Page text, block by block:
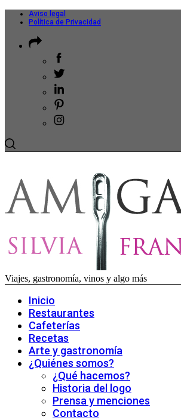
Aviso legal
Política de Privacidad
Viajes, gastronomía, vinos y algo más
Inicio
Restaurantes
Cafeterías
Recetas
Arte y gastronomía
¿Quiénes somos?
¿Qué hacemos?
Historia del logo
Prensa y menciones
Contacto